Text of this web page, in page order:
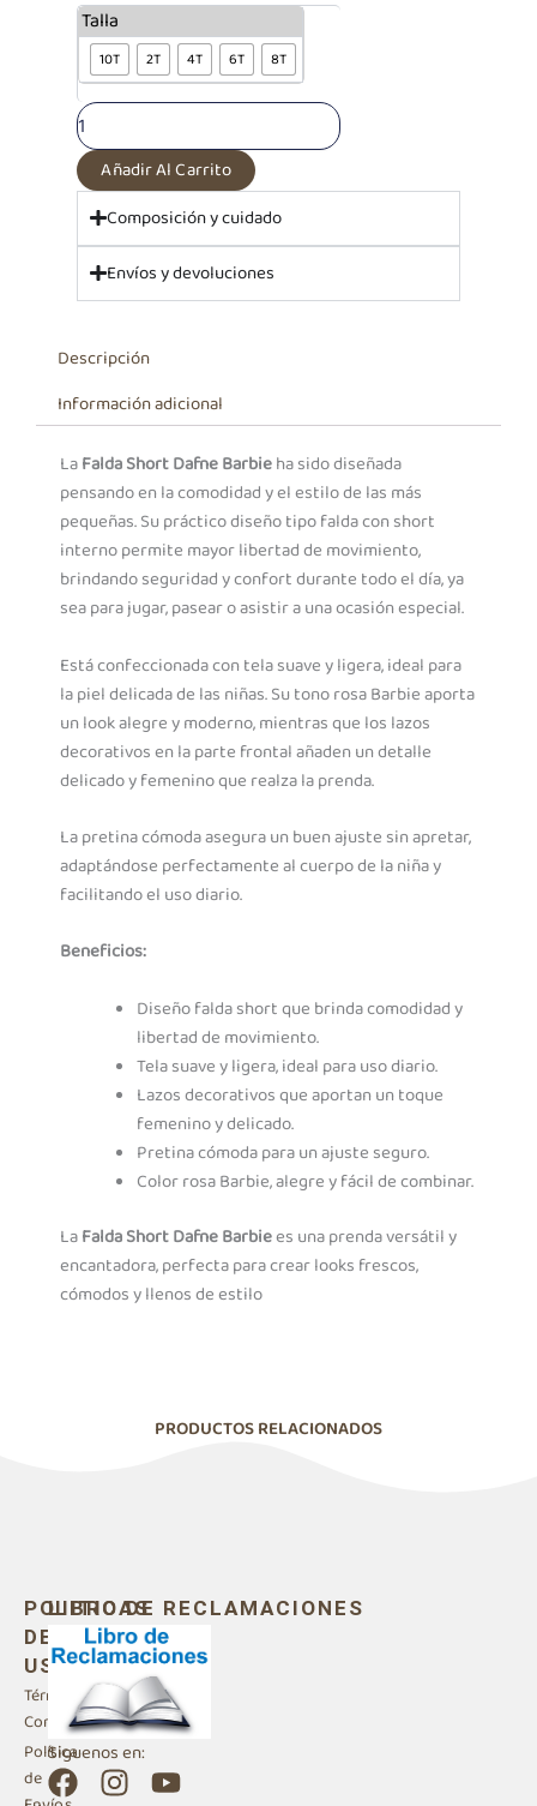
Talla
10T 2T 4T 6T 8T
Falda
Short
Dafne
Barbie
cantidad
Añadir Al Carrito
Composición y cuidado
Envíos y devoluciones
Descripción
Información adicional
LaFalda Short Dafne Barbieha sido diseñada
pensando en la comodidad y el estilo de las más
pequeñas. Su práctico diseño tipo falda con short
interno permite mayor libertad de movimiento,
brindando seguridad y confort durante todo el día, ya
sea para jugar, pasear o asistir a una ocasión especial.
Está confeccionada con tela suave y ligera, ideal para
la piel delicada de las niñas. Su tono rosa Barbie aporta
un look alegre y moderno, mientras que los lazos
decorativos en la parte frontal añaden un detalle
delicado y femenino que realza la prenda.
La pretina cómoda asegura un buen ajuste sin apretar,
adaptándose perfectamente al cuerpo de la niña y
facilitando el uso diario.
Beneficios:
Diseño falda short que brinda comodidad y
libertad de movimiento.
Tela suave y ligera, ideal para uso diario.
Lazos decorativos que aportan un toque
femenino y delicado.
Pretina cómoda para un ajuste seguro.
Color rosa Barbie, alegre y fácil de combinar.
LaFalda Short Dafne Barbiees una prenda versátil y
encantadora, perfecta para crear looks frescos,
cómodos y llenos de estilo
PRODUCTOS RELACIONADOS
POLITICAS
DE
USO
Términos y
Condiciones
Política
de
LIBRO DE RECLAMACIONES
Siguenos en:
F I Y